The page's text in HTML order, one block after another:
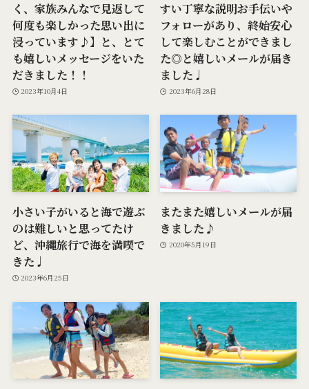
く、家族みんなで見返して
何度も楽しかった思い出に
浸っています♪】と、とて
も嬉しいメッセージをいた
だきました！！
2023年10月4日
すい丁寧な説明お手伝いや
フォローがあり、終始安心
して楽しむことができまし
た◎と嬉しいメールが届き
ました♩
2023年6月28日
小さい子がいると海で遊ぶ
のは難しいと思ってたけ
ど、沖縄旅行で海を満喫で
きた♩
2023年6月25日
またまた嬉しいメールが届
きました♪
2020年5月19日